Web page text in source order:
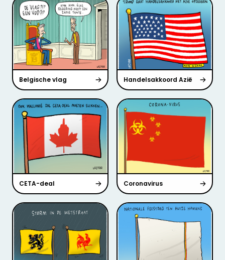
Belgische vlag Handelsakkoord Azië
CETA-deal Coronavirus